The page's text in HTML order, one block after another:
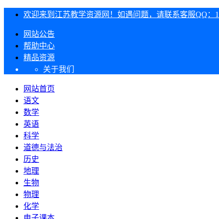
欢迎来到江苏教学资源网！如遇问题，请联系客服QQ：
网站公告
帮助中心
精品资源
关于我们
网站首页
语文
数学
英语
科学
道德与法治
历史
地理
生物
物理
化学